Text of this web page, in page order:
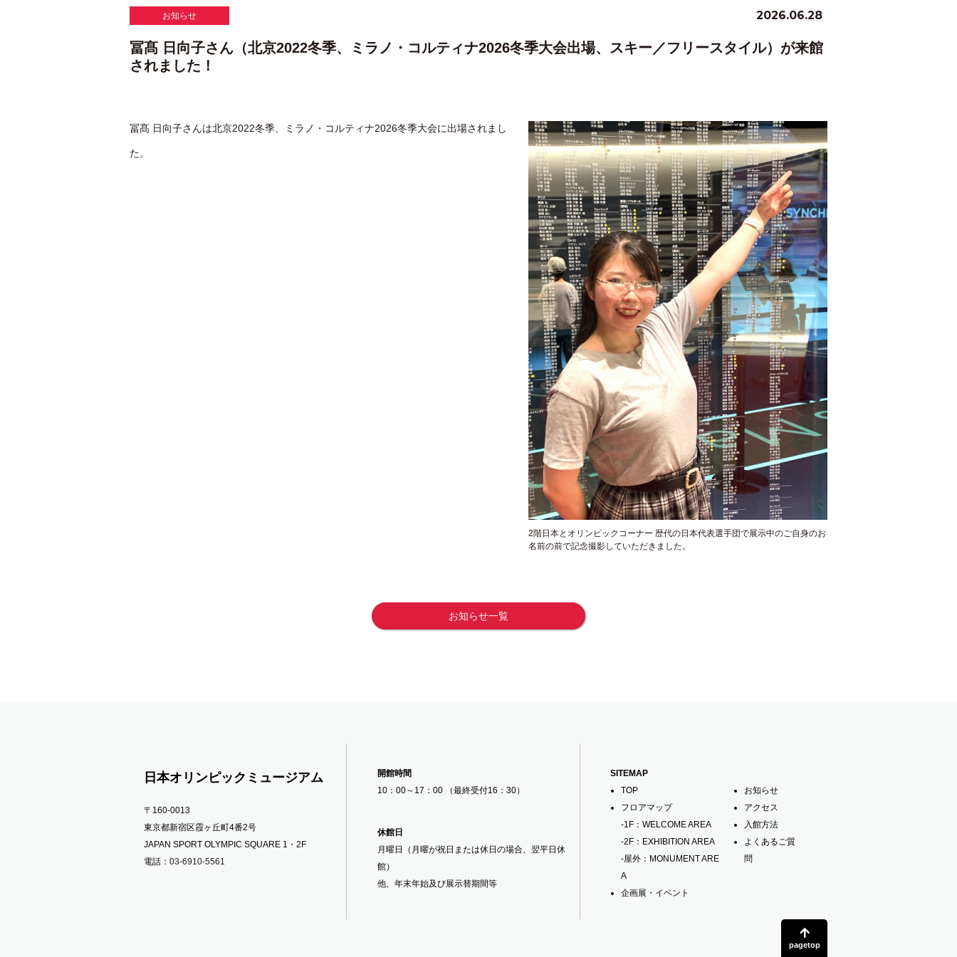
お知らせ 2026.06.28
冨髙 日向子さん（北京2022冬季、ミラノ・コルティナ2026冬季大会出場、スキー／フリースタイル）が来館
されました！
2階日本とオリンピックコーナー 歴代の日本代表選手団で展示中のご自身のお
名前の前で記念撮影していただきました。
冨髙 日向子さんは北京2022冬季、ミラノ・コルティナ2026冬季大会に出場されまし
た。
お知らせ一覧
日本オリンピックミュージアム
〒160-0013
東京都新宿区霞ヶ丘町4番2号
JAPAN SPORT OLYMPIC SQUARE 1・2F
電話： 03-6910-5561
開館時間
10：00～17：00 （最終受付16：30）
休館日
月曜日（月曜が祝日または休日の場合、翌平日休
館）
他、年末年始及び展示替期間等
SITEMAP
TOP
フロアマップ
-1F：WELCOME AREA
-2F：EXHIBITION AREA
-屋外：MONUMENT ARE
A
企画展・イベント
お知らせ
アクセス
入館方法
よくあるご質
問
pagetop